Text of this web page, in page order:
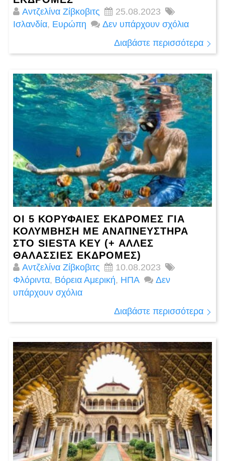
Αντζελίνα Ζίβκοβιτς
25.08.2023
Ισλανδία, Ευρώπη
Δεν υπάρχουν σχόλια
Διαβάστε περισσότερα
ΟΙ 5 ΚΟΡΥΦΑΊΕΣ ΕΚΔΡΟΜΈΣ ΓΙΑ
ΚΟΛΎΜΒΗΣΗ ΜΕ ΑΝΑΠΝΕΥΣΤΉΡΑ
ΣΤΟ SIESTA KEY (+ ΆΛΛΕΣ
ΘΑΛΆΣΣΙΕΣ ΕΚΔΡΟΜΈΣ)
Αντζελίνα Ζίβκοβιτς
10.08.2023
Φλόριντα, Βόρεια Αμερική, ΗΠΑ
Δεν
υπάρχουν σχόλια
Διαβάστε περισσότερα